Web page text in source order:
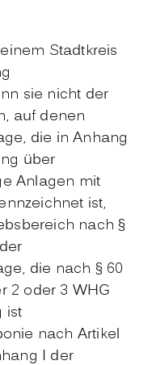
Stadtkreis
sie nicht der
auf denen
die in Anhang
über
Anlagen mit
ist,
nach §
die nach § 60
2 oder 3 WHG
ist
nach Artikel
I der